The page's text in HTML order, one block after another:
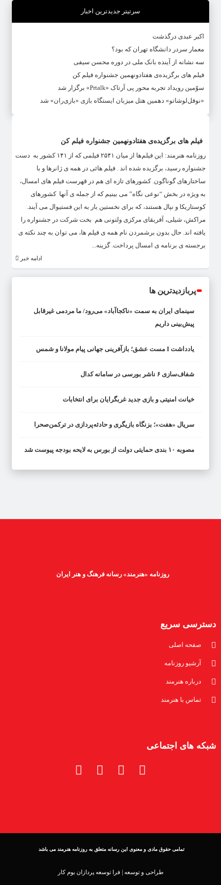
سرتیتر جدیدترین اخبار
اکبر عبدی درگذشت
معمار سردر دانشگاه تهران که بود؟
سه نشانه از آینده بانک ملی در دوره محسن سیفی
فیلم های برگزیده‌ی هفتادونهمین جشنواره فیلم کن
سوّمین رویداد تجربه محور پی آرتاک «Prtalk» برگزار شد
«نوفل‌لوشاتو» دهمین هتل میزبان ایستگاه بازی «بازی‌ران» شد
فیلم های برگزیده‌ی هفتادونهمین جشنواره فیلم کن
روزنامه هنرمند: این فیلم‌ها از میان ۲۵۴۱ فیلمی که از ۱۴۱ کشور به دست
جشنواره رسید، برگزیده شده اند . فیلم هائی در همه ی ژانرها و با
ساختارهای گوناگون. کشورهای تازه ای هم در قهرست فیلم های امسال،
به ویژه در بخش “نوعی نگاه” می بینیم که از جمله ی آنها کشورهای
کوستاریکا و نپال هستند، که برای نخستین بار به این فستیوال می آیند.
مراکش، شیلی، آفریقای مرکزی ولتونی هم بخت شرکت در جشنواره را
یافته اند. حال بدون برشمردن نام همه ی فیلم ها، می توان به چند نکته ی
برجسته ی برنامه ی امسال پرداخت. گزینه...
ادامه خبر
پربازدیدترین ها
سینمای ایران به سمت «ناکجاآباد» می‌رود/ ما مردمی غیرقابل
پیش‌بینی داریم
یادداشت I مست عشق؛ بازآفرینی جهانی پیام مولانا و شمس
شفاف‌سازی ۶ ناشر بورسی در سامانه کدال
خیانت امنیتی و بازی جدید غربگرایان برای انتخابات
سریال «هفت»؛ بزنگاه بازیگری و حادثه‌پردازی در ترکمن‌صحرا
مصوبه ۱۰ بندی حمایتی دولت از بورس به لایحه بودجه پیوست شد
روزنامه «هنرمند» رسانه فرهنگ و هنر ایران
دسترسی سریع
صفحه اصلی
آرشیو روزنامه
درباره هنرمند
تماس با هنرمند
شبکه های اجتماعی
تمامی حقوق مادی و معنوی این رسانه متعلق به روزنامه هنرمند می باشد
طراحی و توسعه | فرا توسعه پردازان بوم کار